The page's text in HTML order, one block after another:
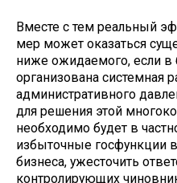
Вместе с тем реальный
мер может оказаться
ниже ожидаемого, если
организована системная
административного
для решения этой
необходимо будет в
избыточные госфункции
бизнеса, ужесточить
контролирующих